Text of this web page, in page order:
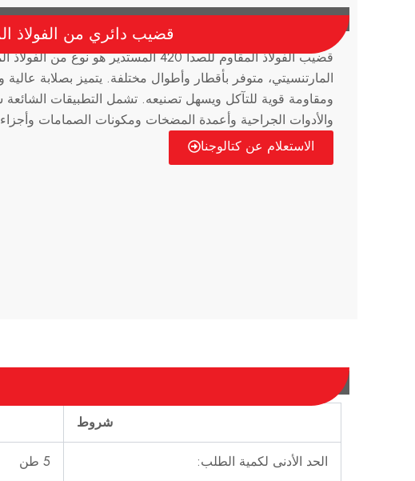
قضيب دائري من الفولاذ
قضيب الفولاذ المقاوم للصدأ 420 المستدير هو نوع من
المارتنسيتي، متوفر بأقطار وأطوال مختلفة. يتميز بصلابة عالية
ومقاومة قوية للتآكل ويسهل تصنيعه. تشمل التطبيقات
والأدوات الجراحية وأعمدة المضخات ومكونات الصمامات
الاستعلام عن كتالوجنا
شروط
الحد الأدنى لكمية الطلب: 5 طن